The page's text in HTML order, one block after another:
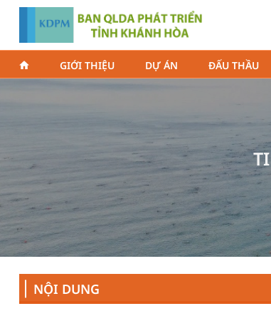
GIỚI THIỆU DỰ ÁN ĐẤU THẦU
NỘI DUNG